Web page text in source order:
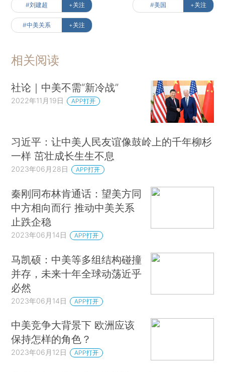
#刘建超 +关注 #美国 +关注
#中美关系 +关注
相关阅读
社论｜中美不需“新冷战”
2022年11月19日 APP打开
习近平：让中美人民友谊像鼓岭上的千年柳杉
一样 茁壮成长生生不息
2023年06月28日 APP打开
秦刚同布林肯通话：望美方同
中方相向而行 推动中美关系
止跌企稳
2023年06月14日 APP打开
马凯硕：中美等多组结构碰撞
并存，未来十年全球动荡近乎
必然
2023年06月14日 APP打开
中美竞争大背景下 欧洲应该
保持怎样的角色？
2023年06月12日 APP打开